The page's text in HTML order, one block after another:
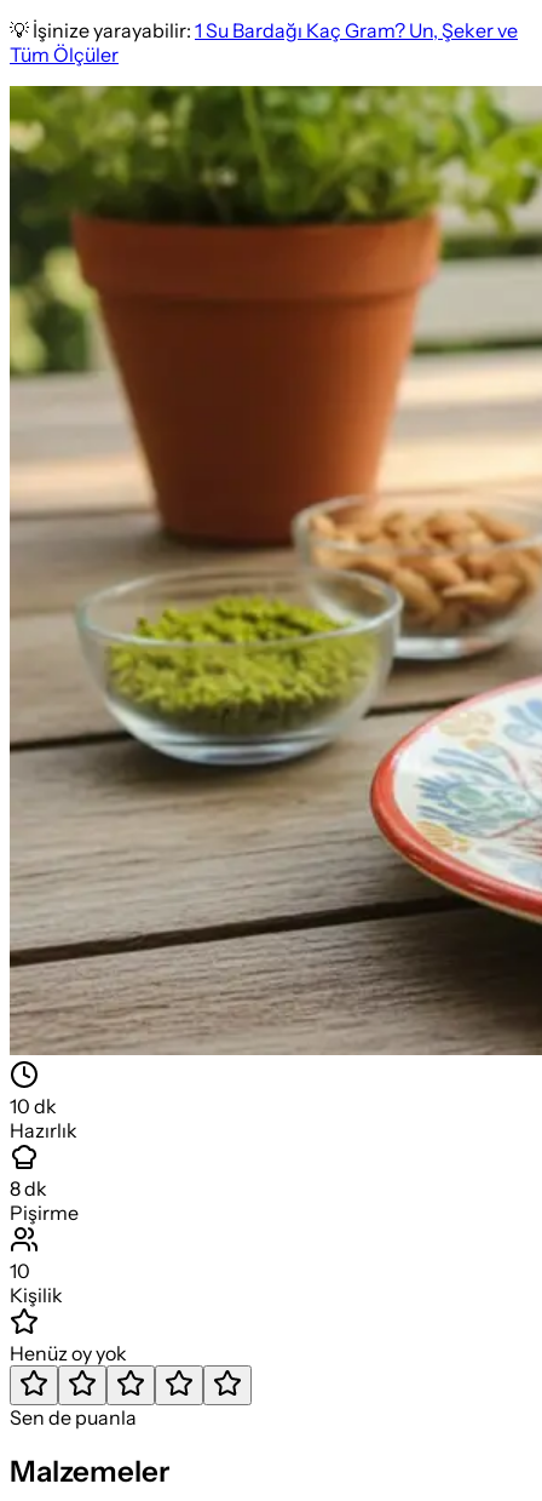
💡 İşinize yarayabilir: 1 Su Bardağı Kaç Gram? Un, Şeker ve
Tüm Ölçüler
10 dk
Hazırlık
8dk
Pişirme
10
Kişilik
Henüz oy yok
Sen de puanla
Malzemeler